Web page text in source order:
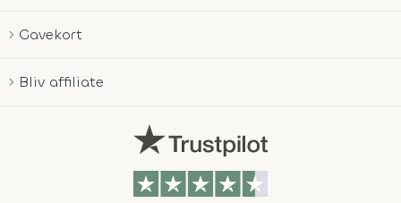
Gavekort
Bliv affiliate